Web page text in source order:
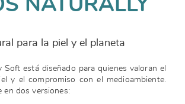
NATURALLY
para la piel y el planeta
Soft está diseñado para quienes valoran el
y el compromiso con el medioambiente.
en dos versiones: